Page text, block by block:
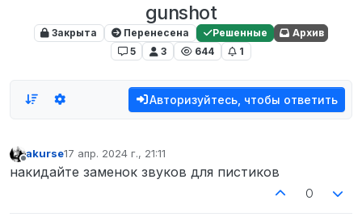
gunshot
Закрыта Перенесена Решенные
Архив
5
3 644 1
Авторизуйтесь, чтобы ответить
Не в сети
akurse17 апр. 2024 г., 21:11
отредактировано
накидайте заменок звуков для пистиков
0